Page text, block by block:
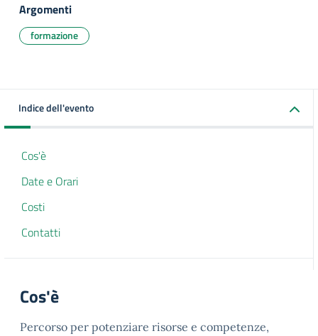
Argomenti
formazione
Indice dell'evento
Cos'è
Date e Orari
Costi
Contatti
Cos'è
Percorso per potenziare risorse e competenze,